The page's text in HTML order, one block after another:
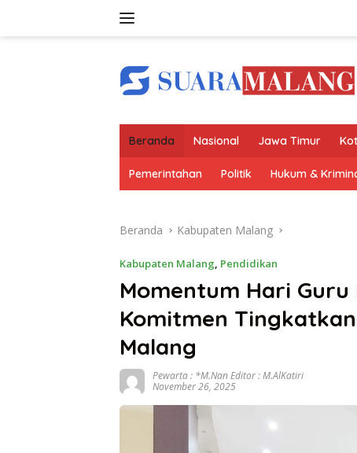
Beranda Nasional Jawa Timur
Pemerintahan Politik Hukum &
Beranda Kabupaten Malang
Kabupaten Malang, Pendidikan
Momentum Hari Guru
Komitmen
Malang
Pewarta : *M.Nan Editor : M.AlKatiri
November 26, 2025